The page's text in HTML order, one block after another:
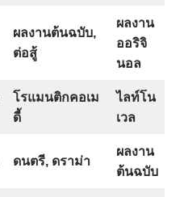
ผลงานต้นฉบับ,
ต่อสู้
ผลงาน
ออริจิ
นอล
โรแมนติกคอเม
ดี้
ไลท์โน
เวล
ดนตรี, ดราม่า
ผลงาน
ต้นฉบับ